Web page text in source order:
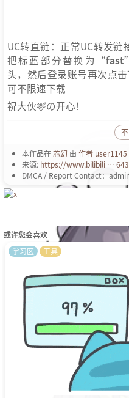
UC转直链：正常UC转发链
把标蓝部分替换为“fast
头，然后登录账号再次点
可不限速下载
祝大伙🦌の开心！
本作品在芯幻 由 作者 user1145
来源: https://www.bilibili …
DMCA / Report Contact：
或许您会喜欢
学习区 工具